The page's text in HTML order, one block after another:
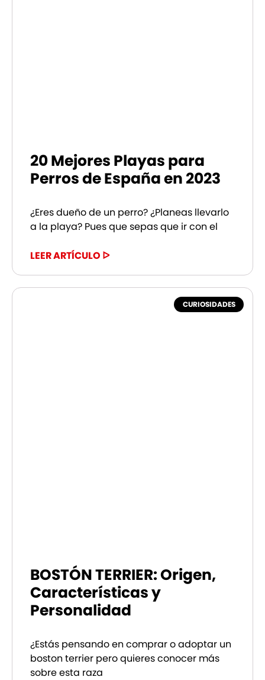
20 Mejores Playas para
Perros de España en 2023
¿Eres dueño de un perro? ¿Planeas llevarlo
a la playa? Pues que sepas que ir con el
LEER ARTÍCULO ᐅ
CURIOSIDADES
BOSTÓN TERRIER: Origen,
Características y
Personalidad
¿Estás pensando en comprar o adoptar un
boston terrier pero quieres conocer más
sobre esta raza